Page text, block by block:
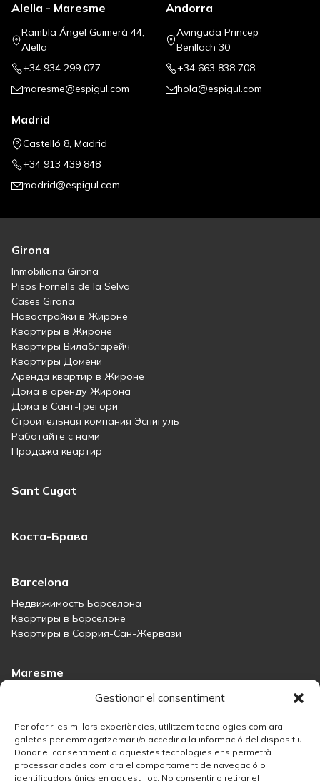
Gestionar el consentiment
Per oferir les millors experiències, utilitzem tecnologies com ara
galetes per emmagatzemar i/o accedir a la informació del dispositiu.
Donar el consentiment a aquestes tecnologies ens permetrà
processar dades com ara el comportament de navegació o
identificadors únics en aquest lloc. No consentir o retirar el
Alella - Maresme
Rambla Ángel Guimerà 44,
Alella
+34 934 299 077
maresme@espigul.com
Andorra
Avinguda Princep
Benlloch 30
+34 663 838 708
hola@espigul.com
Madrid
Castelló 8, Madrid
+34 913 439 848
madrid@espigul.com
Girona
Inmobiliaria Girona
Pisos Fornells de la Selva
Cases Girona
Новостройки в Жироне
Квартиры в Жироне
Квартиры Вилабларейч
Квартиры Домени
Аренда квартир в Жироне
Дома в аренду Жирона
Дома в Сант-Грегори
Строительная компания Эспигуль
Работайте с нами
Продажа квартир
Sant Cugat
Коста-Брава
Barcelona
Недвижимость Барселона
Квартиры в Барселоне
Квартиры в Саррия-Сан-Жервази
Maresme
Immobiliària Maresme
Дома на продажу в Тиане
Дома на продажу в Тейе
Дома на продажу в Маресме